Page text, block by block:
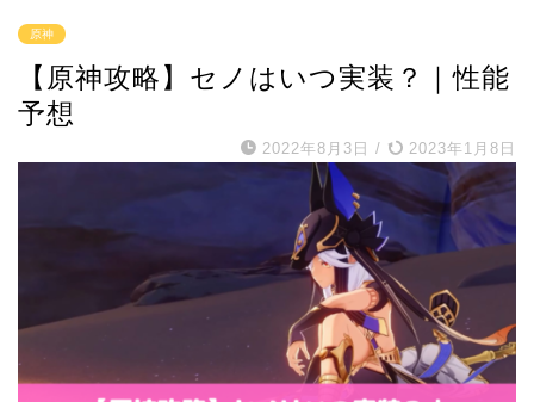
原神
【原神攻略】セノはいつ実装？｜性能
予想
2022年8月3日 / 2023年1月8日